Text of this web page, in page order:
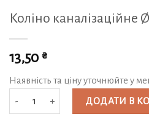
Коліно каналізаційне
13,50 ₴
Наявність та ціну уточнюйте у
Коліно каналізаційне Ø50х67° (ПП)
ДОДАТИ В